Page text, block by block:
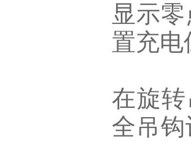
显示
置充电
在旋
全吊